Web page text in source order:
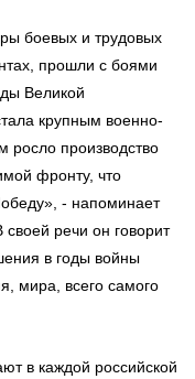
боевых и трудовых
прошли с боями
Великой
крупным военно-
производство
фронту, что
- напоминает
речи он говорит
в годы войны
мира, всего самого
в каждой российской